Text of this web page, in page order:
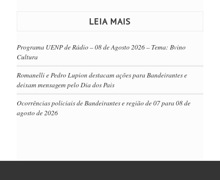
LEIA MAIS
Programa UENP de Rádio – 08 de Agosto 2026 – Tema: Bvino
Cultura
Romanelli e Pedro Lupion destacam ações para Bandeirantes e
deixam mensagem pelo Dia dos Pais
Ocorrências policiais de Bandeirantes e região de 07 para 08 de
agosto de 2026